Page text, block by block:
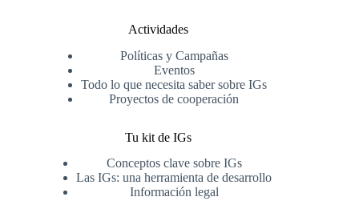
Actividades
Políticas y Campañas
Eventos
Todo lo que necesita saber sobre IGs
Proyectos de cooperación
Tu kit de IGs
Conceptos clave sobre IGs
Las IGs: una herramienta de desarrollo
Información legal